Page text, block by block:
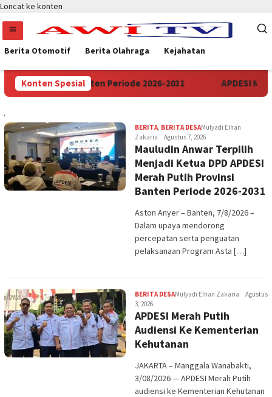
Loncat ke konten
Berita Otomotif Berita Olahraga Kejahatan
Konten Spesial
Provinsi Banten Periode 2026-2031 APDESI Merah
AWITV
BERITA, BERITA DESAMulyadi Elhan
Zakaria
Agustus 7, 2026
Mauludin Anwar Terpilih
Menjadi Ketua DPD APDESI
Merah Putih Provinsi
Banten Periode 2026-2031
Aston Anyer – Banten, 7/8/2026 –
Dalam upaya mendorong
percepatan serta penguatan
pelaksanaan Program Asta […]
BERITA DESAMulyadi Elhan Zakaria
Agustus
3, 2026
APDESI Merah Putih
Audiensi Ke Kementerian
Kehutanan
JAKARTA – Manggala Wanabakti,
3/08/2026 — APDESI Merah Putih
audiensi ke Kementerian Kehutanan